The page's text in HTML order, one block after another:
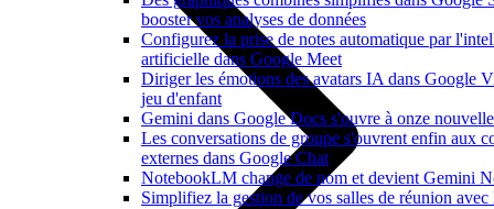
booster vos analyses de données
Configurez la prise de notes automatique par
artificielle dans Google Meet
Diriger les émotions des avatars IA dans Google
jeu d'enfant
Gemini dans Google Docs s'ouvre à onze
Les conversations de groupe s'ouvrent enfin aux
externes dans Google Chat
NotebookLM change de nom et devient Gemini
Simplifiez la gestion de vos salles de réunion avec